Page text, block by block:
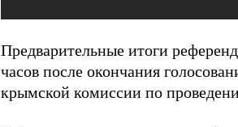
Предварительные итоги
часов после окончания
крымской комиссии по